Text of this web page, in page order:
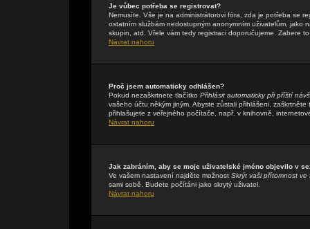
Je vůbec potřeba se registrovat?
Nemusíte. Vše je na administrátorovi fóra, zda je potřeba se
ostatním službám nedostupným anonymním uživatelům, jako
skupin, atd. Vřele vám tedy registraci doporučujeme. Zabere
Návrat nahoru
Proč jsem automaticky odhlášen?
Pokud nezaškrtnete tlačítko Přihlásit automaticky při příští
vašeho účtu někým jiným. Abyste zůstali přihlášeni,
přihlašujete z veřejného počítače, např. v knihovně,
Návrat nahoru
Jak zabráním, aby se moje uživatelské jméno objevilo v
Ve vašem nastavení najděte možnost Skrýt vaši přítomnost ve
sami sobě. Budete počítáni jako skrytý uživatel.
Návrat nahoru